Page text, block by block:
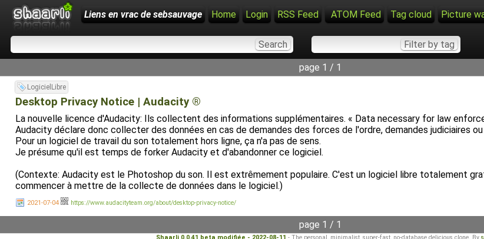
Liens en vrac de sebsauvage Home Login RSS Feed ATOM Feed Tag cloud Picture
page 1 / 1
LogicielLibre
Desktop Privacy Notice | Audacity ®
La nouvelle licence d'Audacity: Ils collectent des informations supplémentaires. « Data necessary for law
Audacity déclare donc collecter des données en cas de demandes des forces de l'ordre, demandes judiciaires
Pour un logiciel de travail du son totalement hors ligne, ça n'a pas de sens.
Je présume qu'il est temps de forker Audacity et d'abandonner ce logiciel.
(Contexte: Audacity est le Photoshop du son. Il est extrêmement populaire. C'est un logiciel libre totalement
commencer à mettre de la collecte de données dans le logiciel.)
2021-07-04 https://www.audacityteam.org/about/desktop-privacy-notice/
page 1 / 1